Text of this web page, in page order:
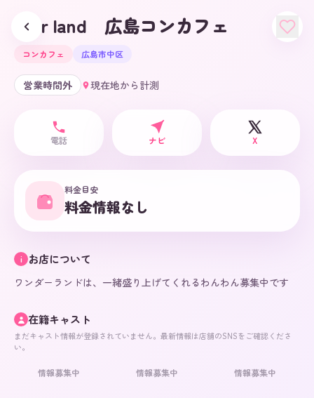
1der land 広島コンカフェ
コンカフェ 広島市中区
営業時間外 現在地から計測
電話 ナビ X
料金目安
料金情報なし
i お店について
ワンダーランドは、一緒盛り上げてくれるわんわん募集中です
在籍キャスト
まだキャスト情報が登録されていません。最新情報は店舗のSNSをご確認くださ
い。
情報募集中 情報募集中 情報募集中